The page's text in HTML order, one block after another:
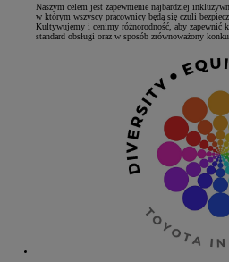
Naszym celem jest zapewnienie najbardziej
w którym wszyscy pracownicy będą się czuli
Kultywujemy i cenimy różnorodność, aby zapewnić
standard obsługi oraz w sposób zrównoważony